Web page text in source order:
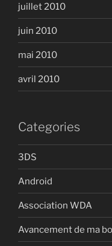
juillet 2010
juin 2010
mai 2010
avril 2010
Categories
3DS
Android
Association WDA
Avancement de ma